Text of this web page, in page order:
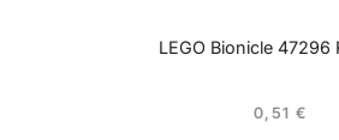
LEGO Bionicle 47296
0,51€